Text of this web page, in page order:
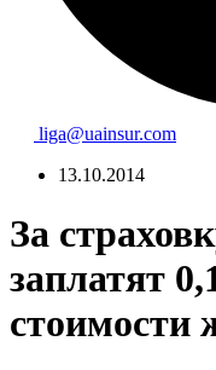
liga@uainsur.com
13.10.2014
За
заплатят
стоимости